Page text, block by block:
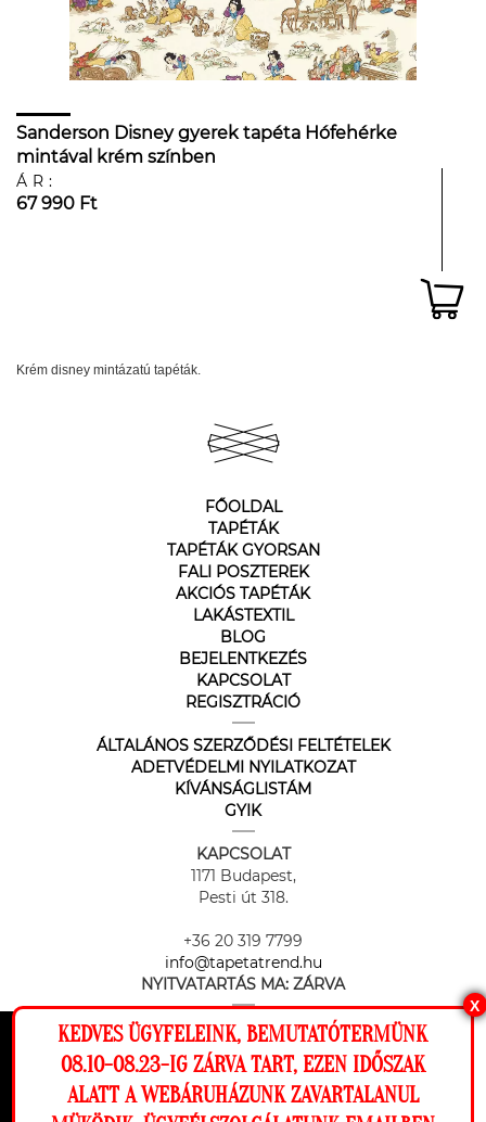
Ez a weboldal cookie-kat használ, hogy a
lehető legjobb élményt nyújtsa honlapunkon.
Beállítások
Sanderson Disney gyerek tapéta Hófehérke
mintával krém színben
ÁR:
67 990 Ft
Krém disney mintázatú tapéták.
FŐOLDAL
TAPÉTÁK
TAPÉTÁK GYORSAN
FALI POSZTEREK
AKCIÓS TAPÉTÁK
LAKÁSTEXTIL
BLOG
BEJELENTKEZÉS
KAPCSOLAT
REGISZTRÁCIÓ
ÁLTALÁNOS SZERZŐDÉSI FELTÉTELEK
ADETVÉDELMI NYILATKOZAT
KÍVÁNSÁGLISTÁM
GYIK
KAPCSOLAT
1171 Budapest,
Pesti út 318.
+36 20 319 7799
info@tapetatrend.hu
NYITVATARTÁS MA: ZÁRVA
X
KEDVES ÜGYFELEINK, BEMUTATÓTERMÜNK
08.10-08.23-IG ZÁRVA TART, EZEN IDŐSZAK
ALATT A WEBÁRUHÁZUNK ZAVARTALANUL